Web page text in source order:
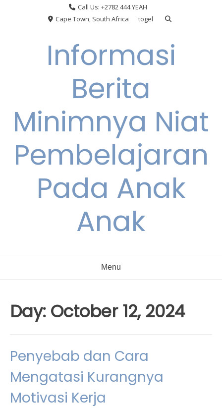
Call Us: +2782 444 YEAH
Cape Town, South Africa
togel
Informasi
Berita
Minimnya Niat
Pembelajaran
Pada Anak
Anak
Menu
Day: October 12, 2024
Penyebab dan Cara
Mengatasi Kurangnya
Motivasi Kerja